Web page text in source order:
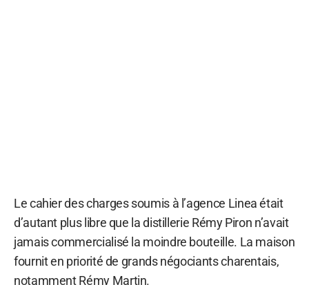
Le cahier des charges soumis à l’agence Linea était
d’autant plus libre que la distillerie Rémy Piron n’avait
jamais commercialisé la moindre bouteille. La maison
fournit en priorité de grands négociants charentais,
notamment Rémy Martin.